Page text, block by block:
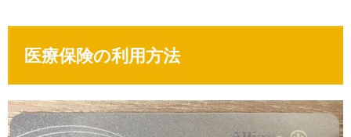
医療保険の利用方法